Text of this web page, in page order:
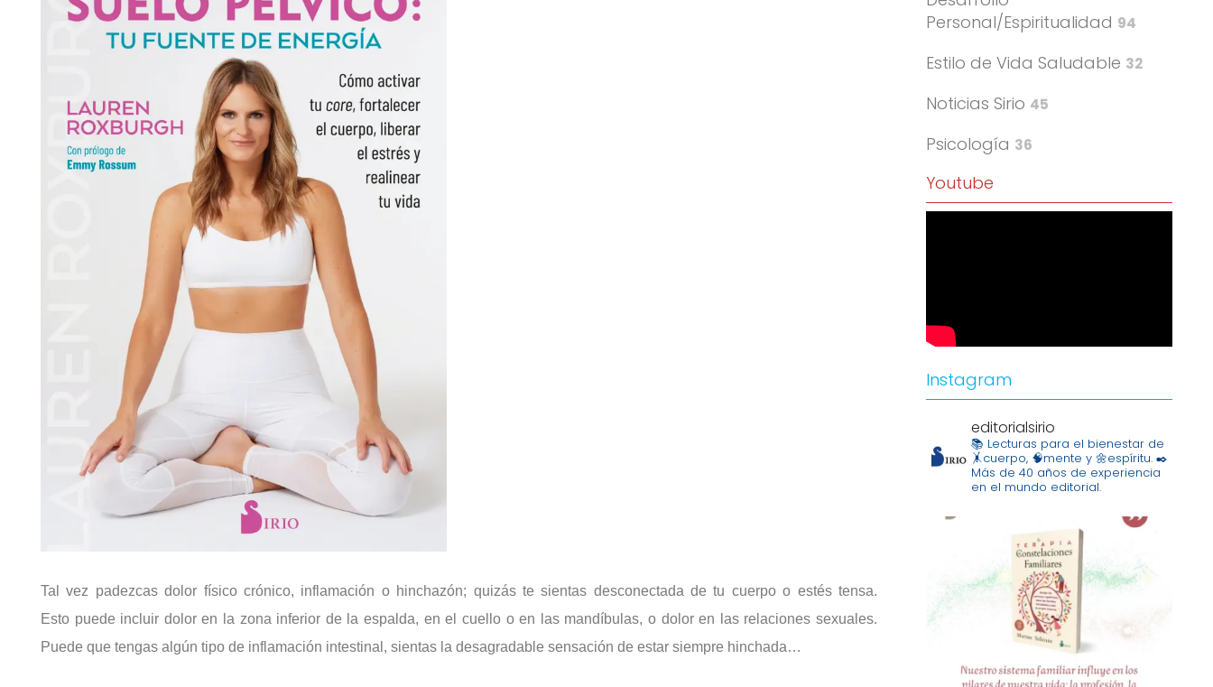
Tal vez padezcas dolor físico crónico, inflamación o hinchazón; quizás te sientas desconectada de tu cuerpo o estés tensa.
Esto puede incluir dolor en la zona inferior de la espalda, en el cuello o en las mandíbulas, o dolor en las relaciones sexuales.
Puede que tengas algún tipo de inflamación intestinal, sientas la desagradable sensación de estar siempre hinchada…
Personal/Espiritualidad 94
Estilo de Vida Saludable 32
Noticias Sirio 45
Psicología 36
Youtube
Instagram
editorialsirio
📚 Lecturas para el bienestar de
🤸cuerpo, 🧠mente y 🌼espíritu. ✒️
Más de 40 años de experiencia
en el mundo editorial.